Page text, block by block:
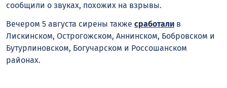
сообщили о звуках, похожих на взрывы.
Вечером 5 августа сирены также сработали в
Лискинском, Острогожском, Аннинском, Бобровском и
Бутурлиновском, Богучарском и Россошанском
районах.